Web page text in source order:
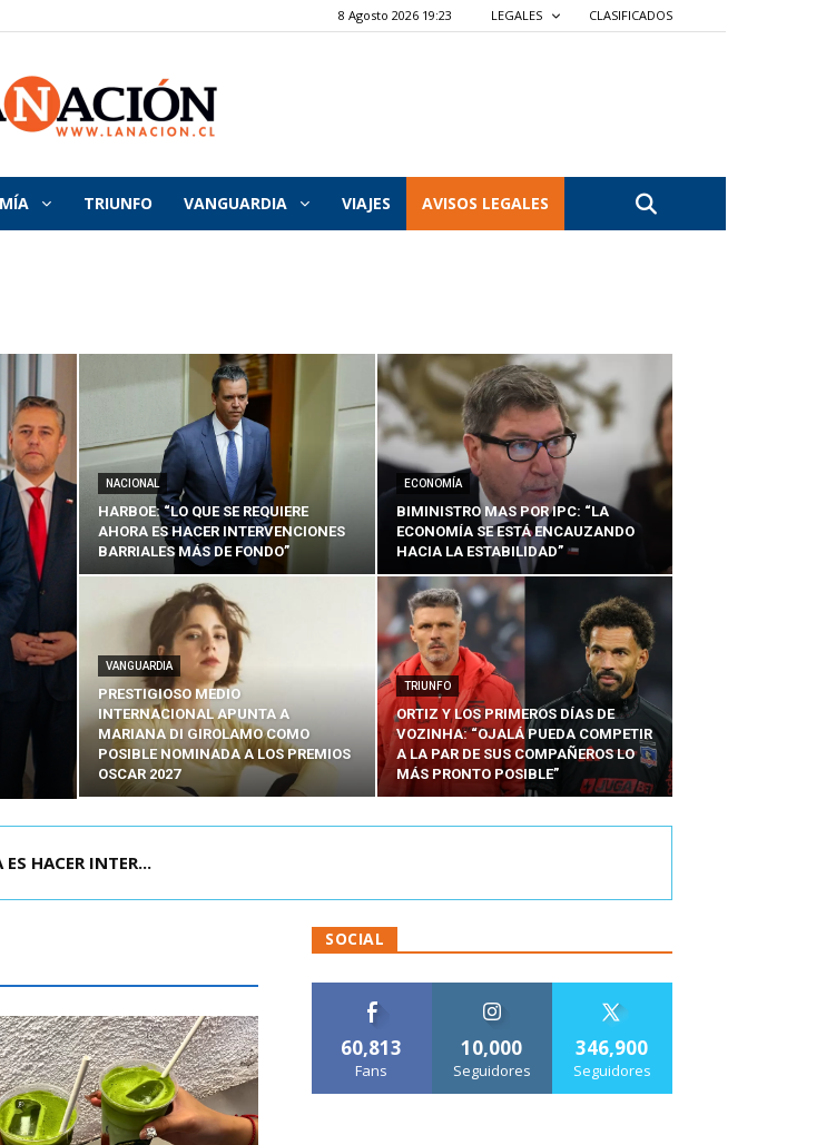
8 Agosto 2026 19:23 LEGALES CLASIFICADOS
La
Nación
TRIUNFO VANGUARDIA VIAJES AVISOS LEGALES
NACIONAL
HARBOE: “LO QUE SE REQUIERE
AHORA ES HACER INTERVENCIONES
BARRIALES MÁS DE FONDO”
ECONOMÍA
BIMINISTRO MAS POR IPC: “LA
ECONOMÍA SE ESTÁ ENCAUZANDO
HACIA LA ESTABILIDAD”
VANGUARDIA
PRESTIGIOSO MEDIO
INTERNACIONAL APUNTA A
MARIANA DI GIROLAMO COMO
POSIBLE NOMINADA A LOS PREMIOS
OSCAR 2027
TRIUNFO
ORTIZ Y LOS PRIMEROS DÍAS DE
VOZINHA: “OJALÁ PUEDA COMPETIR
A LA PAR DE SUS COMPAÑEROS LO
MÁS PRONTO POSIBLE”
SE ESTÁ ENC...
SOCIAL
60,813
Fans
10,000
Seguidores
346,900
Seguidores